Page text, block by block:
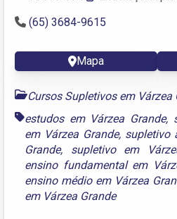
(65) 3684-9615
Mapa
Cursos Supletivos em Várzea
estudos em Várzea Grande,
em Várzea Grande, supletivo
Grande, supletivo em
ensino fundamental em
ensino médio em Várzea
em Várzea Grande